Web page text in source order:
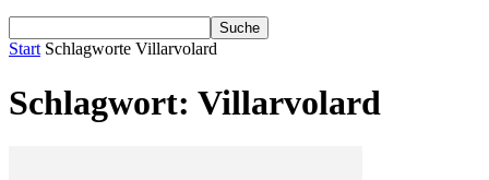
Start Schlagworte Villarvolard
Schlagwort: Villarvolard